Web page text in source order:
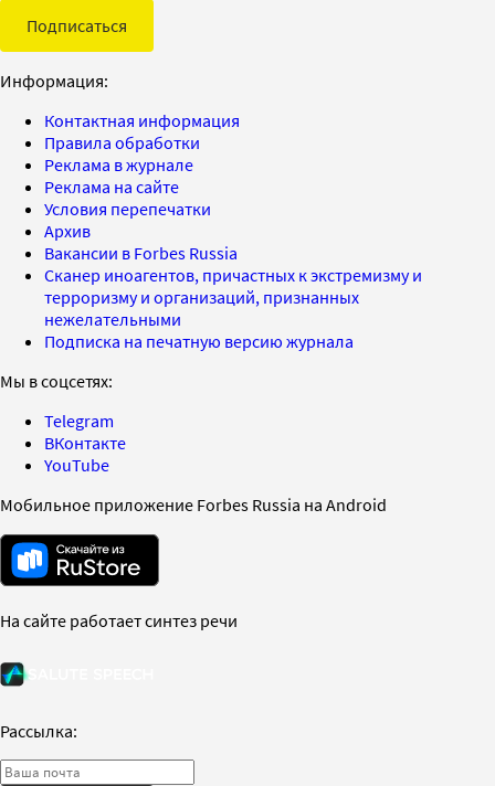
Подписаться
Информация:
Контактная информация
Правила обработки
Реклама в журнале
Реклама на сайте
Условия перепечатки
Архив
Вакансии в Forbes Russia
Сканер иноагентов, причастных к экстремизму и
терроризму и организаций, признанных
нежелательными
Подписка на печатную версию журнала
Мы в соцсетях:
Telegram
ВКонтакте
YouTube
Мобильное приложение Forbes Russia на Android
На сайте работает синтез речи
Рассылка: